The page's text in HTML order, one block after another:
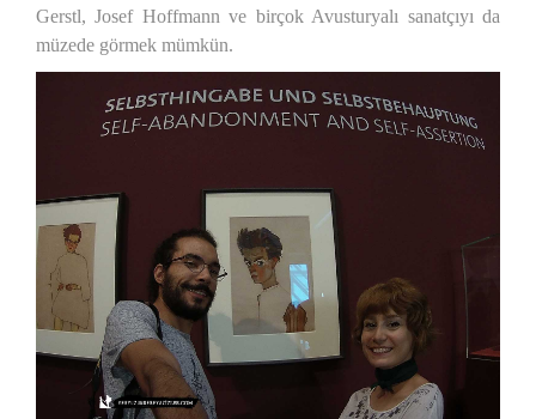
Gerstl, Josef Hoffmann ve birçok Avusturyalı sanatçıyı da
müzede görmek mümkün.